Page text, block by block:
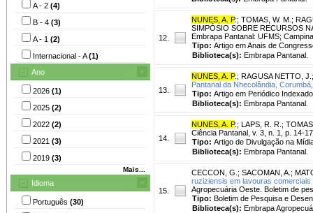
A - 2 (4)
B - 4 (3)
A - 1 (2)
Internacional - A(1)
Ano
2026 (1)
2025 (2)
2022 (2)
2021 (3)
2019 (3)
Mais...
Idioma
Português (30)
12.
NUNES, A. P. ; TOMAS, W. M. ;
SIMPÓSIO SOBRE RECURSOS
Embrapa Pantanal: UFMS;
Tipo: Artigo em Anais de
Biblioteca(s): Embrapa Pantanal.
13.
NUNES, A. P. ; RAGUSA NETTO, J.
Pantanal da Nhecolândia,
Tipo: Artigo em Periódico Indexado
Biblioteca(s): Embrapa Pantanal.
14.
NUNES, A. P. ; LAPS, R. R. ;
Ciência Pantanal, v. 3, n. 1, p. 14-
Tipo: Artigo de Divulgação na
Biblioteca(s): Embrapa Pantanal.
15.
CECCON, G. ; SACOMAN, A. ;
ruziziensis em lavouras
Agropecuária Oeste. Boletim de
Tipo: Boletim de Pesquisa e
Biblioteca(s): Embrapa